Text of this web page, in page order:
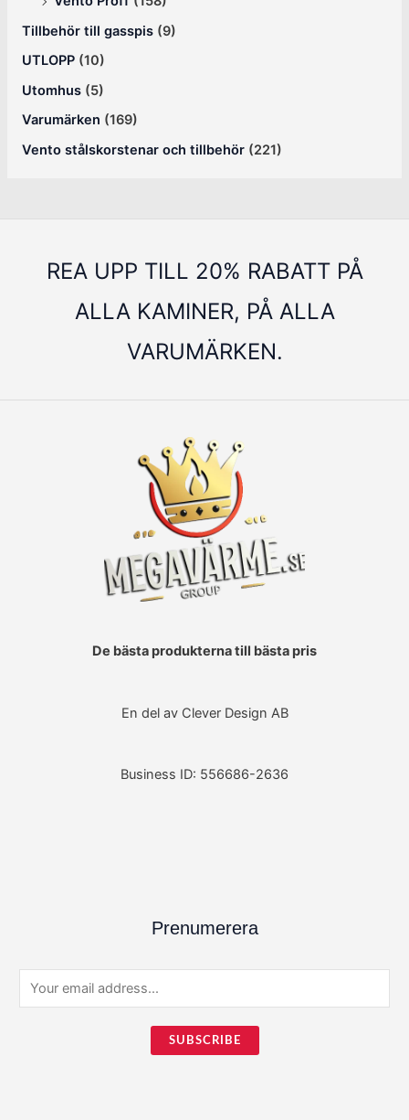
Tillbehör till gasspis (9)
UTLOPP (10)
Utomhus (5)
Varumärken (169)
Vento stålskorstenar och tillbehör (221)
REA UPP TILL 20% RABATT PÅ
ALLA KAMINER, PÅ ALLA
VARUMÄRKEN.
De bästa produkterna till bästa pris
En del av Clever Design AB
Business ID: 556686-2636
Prenumerera
m
SUBSCRIBE